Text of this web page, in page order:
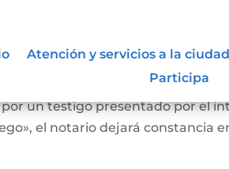
Atención y servicios a la
Participa
que no saben o
o no puedan firmar, en la
un testigo presentado por el
el notario dejará constancia